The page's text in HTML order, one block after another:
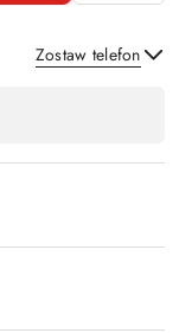
Zostaw telefon